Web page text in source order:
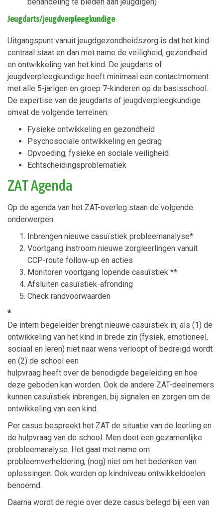
Jeugdarts/jeugdverpleegkundige
Uitgangspunt vanuit jeugdgezondheidszorg is dat het kind
centraal staat en dan met name de veiligheid, gezondheid
en ontwikkeling van het kind. De jeugdarts of
jeugdverpleegkundige heeft minimaal een contactmoment
met alle 5-jarigen en groep 7-kinderen op de basisschool.
De expertise van de jeugdarts of jeugdverpleegkundige
omvat de volgende terreinen:
Fysieke ontwikkeling en gezondheid
Psychosociale ontwikkeling en gedrag
Opvoeding, fysieke en sociale veiligheid
Echtscheidingsproblematiek
ZAT Agenda
Op de agenda van het ZAT-overleg staan de volgende
onderwerpen:
Inbrengen nieuwe casuïstiek probleemanalyse*
Voortgang instroom nieuwe zorgleerlingen vanuit
CCP-route follow-up en acties
Monitoren voortgang lopende casuïstiek **
Afsluiten casuïstiek-afronding
Check randvoorwaarden
*
De intern begeleider brengt nieuwe casuïstiek in, als (1) de
ontwikkeling van het kind in brede zin (fysiek, emotioneel,
sociaal en leren) niet naar wens verloopt of bedreigd wordt
en (2) de school een
hulpvraag heeft over de benodigde begeleiding en hoe
deze geboden kan worden. Ook de andere ZAT-deelnemers
kunnen casuïstiek inbrengen, bij signalen en zorgen om de
ontwikkeling van een kind.
Per casus bespreekt het ZAT de situatie van de leerling en
de hulpvraag van de school. Men doet een gezamenlijke
probleemanalyse. Het gaat met name om
probleemverheldering, (nog) niet om het bedenken van
oplossingen. Ook worden op kindniveau ontwikkeldoelen
benoemd.
Daarna wordt de regie over deze casus belegd bij een van